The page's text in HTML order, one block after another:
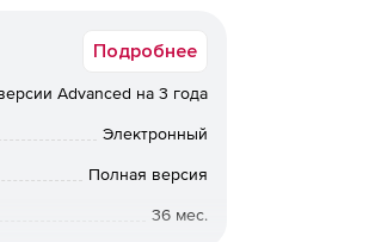
политик
и эффективный
реального
Подробнее
Advanced на 3 года
Электронный
Полная версия
36 мес.